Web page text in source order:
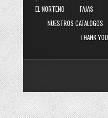
EL NORTENO
FAJAS
NUESTROS CATALOGOS
THANK YOU